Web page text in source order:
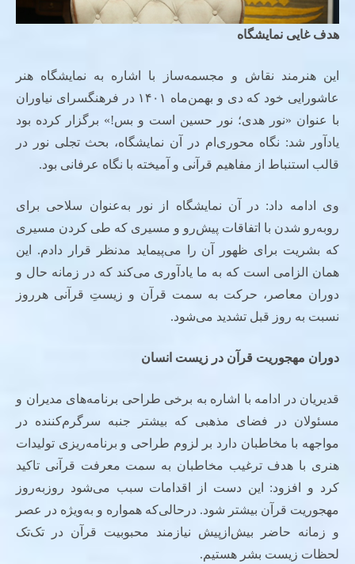
هدف غایی نمایشگاه
این هنرمند نقاش و مجسمه‌ساز با اشاره به نمایشگاه هنر
عاشورایی خود که دی و بهمن‌ماه ۱۴۰۱ در فرهنگسرای نیاوران
با عنوان «نور هدی؛ نور حسین است و بس!» برگزار کرده بود
یادآور شد: نگاه محوری‌ام در آن نمایشگاه، بحث تجلی نور در
قالب استنباط از مفاهیم قرآنی و آمیخته با نگاه عرفانی بود.
وی ادامه داد: در آن نمایشگاه از نور به‌عنوان سلاحی برای
روبه‌رو شدن با اتفاقات پیش‌رو و مسیری که طی کردن مسیری
که بشریت برای ظهور آن را می‌پیماید مدنظر قرار دادم. این
همان الزامی است که به ما یادآوری می‌کند که در زمانه حال و
دوران معاصر، حرکت به سمت قرآن و زیستِ قرآنی هرروز
نسبت به روز قبل تشدید می‌شود.
دوران مهجوریت قرآن در زیست انسان
قدیریان در ادامه با اشاره به برخی طراحی‌ برنامه‌های مدیران و
مسئولان در فضای مذهبی که بیشتر جنبه سرگرم‌کننده در
مواجهه با مخاطبان دارد بر لزوم طراحی و برنامه‌ریزی تولیدات
هنری با هدف ترغیب مخاطبان به سمت معرفت قرآنی تاکید
کرد و افزود: این دست از اقدامات سبب می‌شود روزبه‌روز
مهجوریت قرآن بیشتر ‌شود. درحالی‌که همواره و به‌ویژه در عصر
و زمانه حاضر بیش‌ازپیش نیازمند محبوبیت قرآن در تک‌تک
لحظات زیست بشر هستیم.